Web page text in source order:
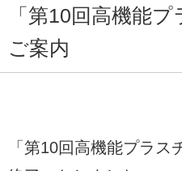
「第10回高機能
ご案内
「第10回高機能プラ